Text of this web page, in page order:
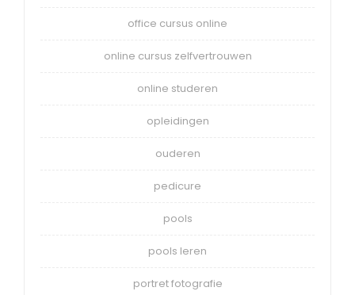
office cursus online
online cursus zelfvertrouwen
online studeren
opleidingen
ouderen
pedicure
pools
pools leren
portret fotografie